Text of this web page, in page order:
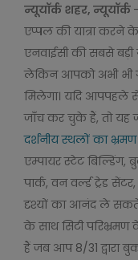
न्यूयॉर्क शहर, न्यूयॉर्क
एप्पल की यात्रा
एनवाईसी की सबसे बड़ी
लेकिन आपको अभी भी
मिलेगा। यदि आपपहले से
जाँच कर चुके हैं, तो यह
दर्शनीय स्थलों का
एम्पायर स्टेट बिल्डिंग,
पार्क, वन वर्ल्ड ट्रेड
दृश्यों का आनंद ले सकते
के साथ सिटी परिभ्रमण
हैं जब आप 8/31 द्वारा